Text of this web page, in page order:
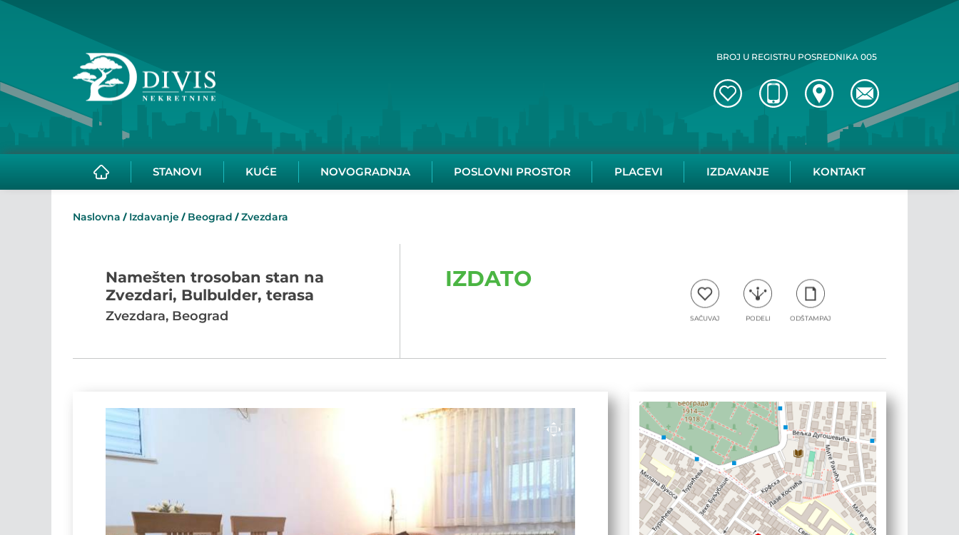
BROJ U REGISTRU POSREDNIKA 005
STANOVI KUĆE NOVOGRADNJA POSLOVNI PROSTOR PLACEVI IZDAVANJE KONTAKT
Naslovna Izdavanje Beograd Zvezdara
Namešten trosoban stan na
Zvezdari, Bulbulder, terasa
Zvezdara, Beograd
IZDATO
SAČUVAJ PODELI ODŠTAMPAJ